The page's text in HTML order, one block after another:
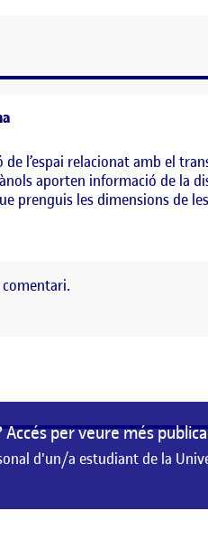
de l’espai relacionat amb el
aporten informació de la
prenguis les dimensions de
per veure més
d'un/a estudiant de la